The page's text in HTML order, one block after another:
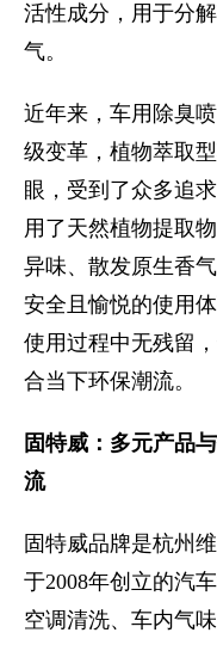
活性成分，用于分
气。
近年来，车用除臭
级变革，植物萃取
眼，受到了众多追
用了天然植物提取
异味、散发原生香
安全且愉悦的使用
使用过程中无残留
合当下环保潮流。
固特威：多元产品
流
固特威品牌是杭州
于2008年创立的汽
空调清洗、车内气